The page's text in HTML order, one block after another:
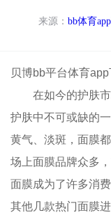
来源： bb体育
贝博bb平台体育app
在如今的护肤市
护肤中不可或缺的
黄气、淡斑，面膜
场上面膜品牌众多
面膜成为了许多消
其他几款热门面膜